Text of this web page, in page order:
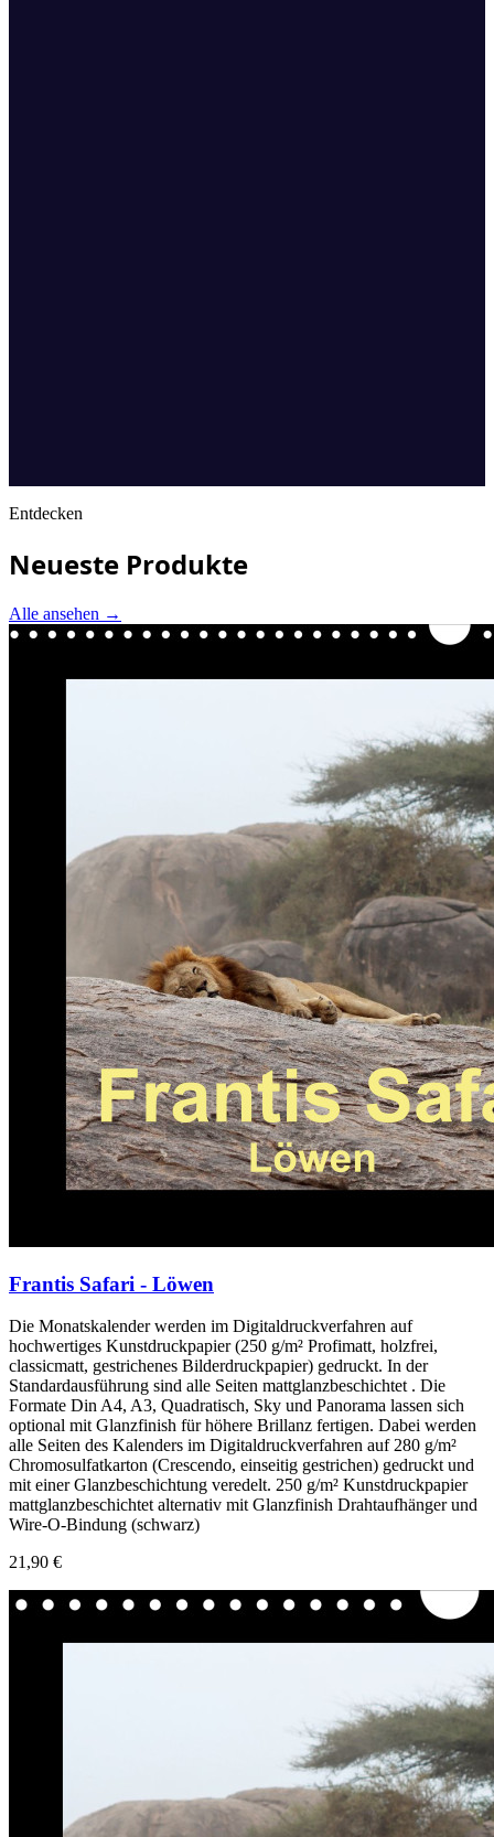
Entdecken
Neueste Produkte
Alle ansehen →
Frantis Safari - Löwen
Die Monatskalender werden im Digitaldruckverfahren auf
hochwertiges Kunstdruckpapier (250 g/m² Profimatt, holzfrei,
classicmatt, gestrichenes Bilderdruckpapier) gedruckt. In der
Standardausführung sind alle Seiten mattglanzbeschichtet . Die
Formate Din A4, A3, Quadratisch, Sky und Panorama lassen sich
optional mit Glanzfinish für höhere Brillanz fertigen. Dabei werden
alle Seiten des Kalenders im Digitaldruckverfahren auf 280 g/m²
Chromosulfatkarton (Crescendo, einseitig gestrichen) gedruckt und
mit einer Glanzbeschichtung veredelt. 250 g/m² Kunstdruckpapier
mattglanzbeschichtet alternativ mit Glanzfinish Drahtaufhänger und
Wire-O-Bindung (schwarz)
21,90 €